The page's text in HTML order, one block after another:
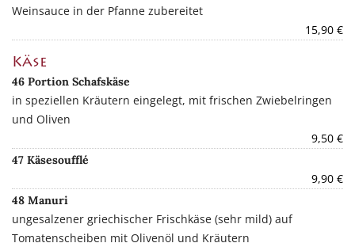
Weinsauce in der Pfanne zubereitet
15,90 €
Käse
46 Portion Schafskäse
in speziellen Kräutern eingelegt, mit frischen Zwiebelringen
und Oliven
9,50 €
47 Käsesoufflé
9,90 €
48 Manuri
ungesalzener griechischer Frischkäse (sehr mild) auf
Tomatenscheiben mit Olivenöl und Kräutern